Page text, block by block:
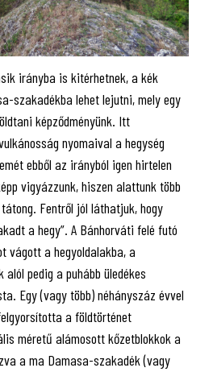
irányba is kitérhetnek, a kék
szakadékba lehet lejutni, mely egy
képződményünk. Itt
nyomaival a hegység
ebből az irányból igen hirtelen
vigyázzunk, hiszen alattunk több
Fentről jól láthatjuk, hogy
a hegy”. A Bánhorváti felé futó
vágott a hegyoldalakba, a
pedig a puhább üledékes
Egy (vagy több) néhányszáz évvel
a földtörténet
méretű alámosott kőzetblokkok a
a ma Damasa-szakadék (vagy